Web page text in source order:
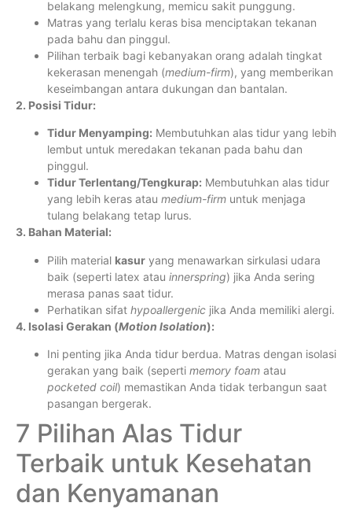
belakang melengkung, memicu sakit punggung.
Matras yang terlalu keras bisa menciptakan tekanan
pada bahu dan pinggul.
Pilihan terbaik bagi kebanyakan orang adalah tingkat
kekerasan menengah (medium-firm), yang memberikan
keseimbangan antara dukungan dan bantalan.
2. Posisi Tidur:
Tidur Menyamping: Membutuhkan alas tidur yang lebih
lembut untuk meredakan tekanan pada bahu dan
pinggul.
Tidur Terlentang/Tengkurap: Membutuhkan alas tidur
yang lebih keras atau medium-firm untuk menjaga
tulang belakang tetap lurus.
3. Bahan Material:
Pilih material kasur yang menawarkan sirkulasi udara
baik (seperti latex atau innerspring) jika Anda sering
merasa panas saat tidur.
Perhatikan sifat hypoallergenic jika Anda memiliki alergi.
4. Isolasi Gerakan (Motion Isolation):
Ini penting jika Anda tidur berdua. Matras dengan isolasi
gerakan yang baik (seperti memory foam atau
pocketed coil) memastikan Anda tidak terbangun saat
pasangan bergerak.
7 Pilihan Alas Tidur
Terbaik untuk Kesehatan
dan Kenyamanan